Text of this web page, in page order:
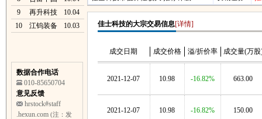
9
再升科技
10.04
10
江钨装备 10.03
数据合作电话
010-85650704
意见反馈
hrstock#staff
.hexun.com (注：发
佳士科技的大宗交易信息[详情]
成交日期 成交价格 溢/折价率 成交量(万股
2021-12-07 10.98 -16.82% 663.00
2021-12-07 10.98 -16.82% 150.00